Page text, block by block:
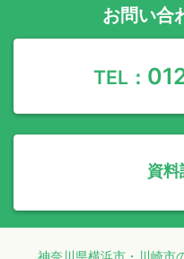
お問い合
TEL：
資